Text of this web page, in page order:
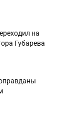
на
Губарева